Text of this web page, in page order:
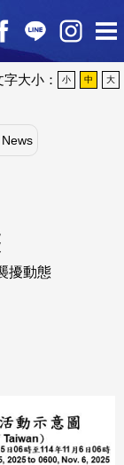
字大小： 小 中 大
擾動態